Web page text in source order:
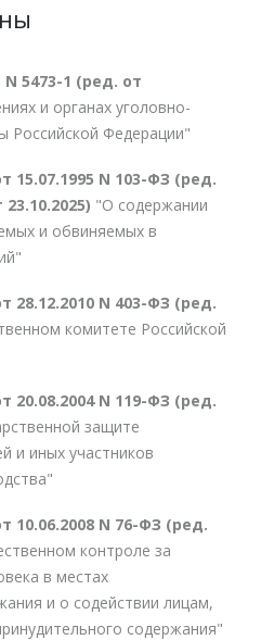
5473-1 (ред. от
и органах уголовно-
Российской Федерации"
15.07.1995 N 103-ФЗ (ред.
"О содержании
и обвиняемых в
28.12.2010 N 403-ФЗ (ред.
комитете Российской
20.08.2004 N 119-ФЗ (ред.
защите
и иных участников
10.06.2008 N 76-ФЗ (ред.
контроле за
в местах
и о содействии лицам,
содержания"